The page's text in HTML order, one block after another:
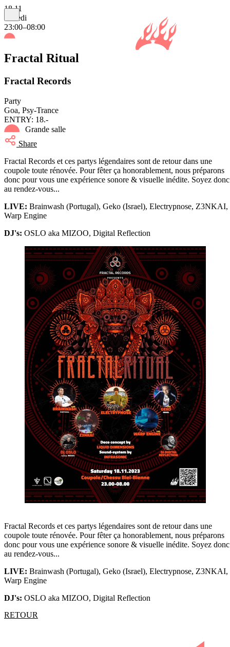
18.11
samedi
23:00–08:00
Fractal Ritual
Fractal Records
Party
Goa, Psy-Trance
ENTRY: 18.-
Grande salle
Share
Fractal Records et ces partys légendaires sont de retour dans une
coupole toute rénovée. Pour fêter ça honorablement, nous préparons
donc pour vous une expérience sonore & visuelle inédite. Soyez donc
au rendez-vous...
LIVE: Brainwash (Portugal), Geko (Israel), Electrypnose, Z3NKAI,
Warp Engine
DJ's: OSLO aka MIZOO, Digital Reflection
Fractal Records et ces partys légendaires sont de retour dans une
coupole toute rénovée. Pour fêter ça honorablement, nous préparons
donc pour vous une expérience sonore & visuelle inédite. Soyez donc
au rendez-vous...
LIVE: Brainwash (Portugal), Geko (Israel), Electrypnose, Z3NKAI,
Warp Engine
DJ's: OSLO aka MIZOO, Digital Reflection
RETOUR